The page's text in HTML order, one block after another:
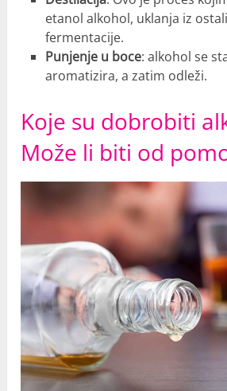
etanol alkohol, uklanja iz
fermentacije.
Punjenje u boce: alkohol se
aromatizira, a zatim odleži.
Koje su dobrobiti
Može li biti od